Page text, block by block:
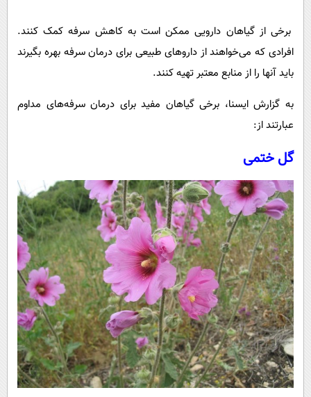
فناوری
گوناگون
محیط زیست
بین الملل
اجتماعی
حیات وحش
سیاست خارجی
روانشناسی
آشپزی
برخی از گیاهان دارویی ممکن است به کاهش سرفه کمک کنند.
افرادی که می‌خواهند از داروهای طبیعی برای درمان سرفه‌ بهره بگیرند
باید آنها را از منابع معتبر تهیه کنند.
به گزارش ایسنا،‌ برخی گیاهان مفید برای درمان سرفه‌های مداوم
عبارتند از:
گل ختمی